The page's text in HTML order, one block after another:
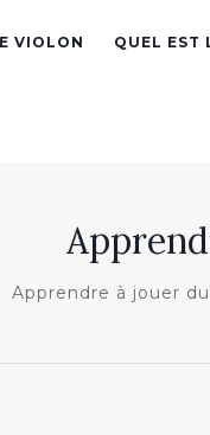
VIOLON QUEL EST
Apprendre à jouer